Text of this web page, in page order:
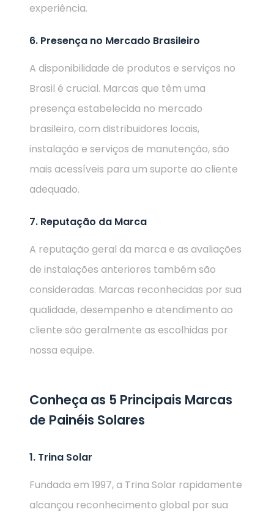
experiência.
6. Presença no Mercado Brasileiro
A disponibilidade de produtos e serviços no
Brasil é crucial. Marcas que têm uma
presença estabelecida no mercado
brasileiro, com distribuidores locais,
instalação e serviços de manutenção, são
mais acessíveis para um suporte ao cliente
adequado.
7. Reputação da Marca
A reputação geral da marca e as avaliações
de instalações anteriores também são
consideradas. Marcas reconhecidas por sua
qualidade, desempenho e atendimento ao
cliente são geralmente as escolhidas por
nossa equipe.
Conheça as 5 Principais Marcas
de Painéis Solares
1. Trina Solar
Fundada em 1997, a Trina Solar rapidamente
alcançou reconhecimento global por sua